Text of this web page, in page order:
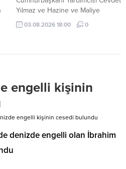
Yılmaz ve Hazine ve Maliye
Bakanı Mehmet Şimşek, temmuz
ayı enflasyon verilerini
03.08.2026 18:00 0
engelli kişinin
engelli kişinin cesedi bulundu
denizde engelli olan İbrahim